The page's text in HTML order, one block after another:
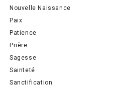
Nouvelle Naissance
Paix
Patience
Prière
Sagesse
Sainteté
Sanctification